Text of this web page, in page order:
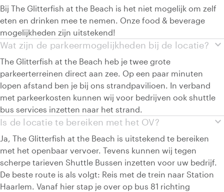
Bij The Glitterfish at the Beach is het niet mogelijk om zelf
eten en drinken mee te nemen. Onze food & beverage
mogelijkheden zijn uitstekend!
expand_more
Wat zijn de parkeermogelijkheden bij de locatie?
The Glitterfish at the Beach heb je twee grote
parkeerterreinen direct aan zee. Op een paar minuten
lopen afstand ben je bij ons strandpavilioen. In verband
met parkeerkosten kunnen wij voor bedrijven ook shuttle
bus services inzetten naar het strand.
expand_more
Is de locatie te bereiken met het OV?
Ja, The Glitterfish at the Beach is uitstekend te bereiken
met het openbaar vervoer. Tevens kunnen wij tegen
scherpe tarieven Shuttle Bussen inzetten voor uw bedrijf.
De beste route is als volgt: Reis met de trein naar Station
Haarlem. Vanaf hier stap je over op bus 81 richting